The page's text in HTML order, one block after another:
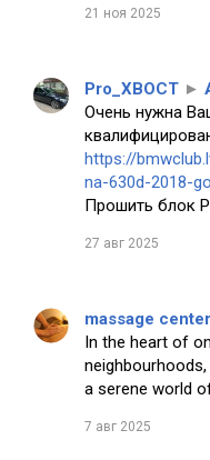
21 ноя 2025
Pro_XBOCT ►
Очень нужна
https://
na-630d-2018-
Прошить блок
27 авг 2025
massage center
In the heart of
a serene world
7 авг 2025